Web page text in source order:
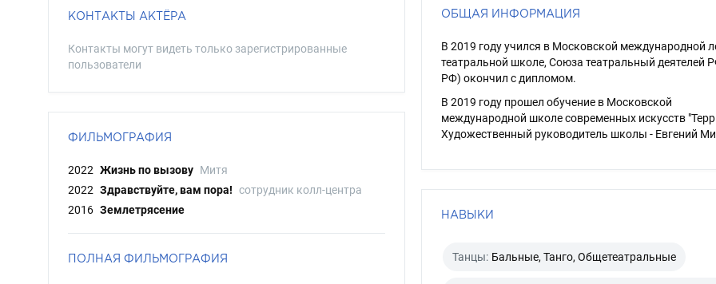
КОНТАКТЫ АКТЁРА
Контакты могут видеть только зарегистрированные
пользователи
ФИЛЬМОГРАФИЯ
2022 Жизнь по вызову Митя
2022 Здравствуйте, вам пора! сотрудник колл-центра
2016 Землетрясение
ПОЛНАЯ ФИЛЬМОГРАФИЯ
ОБЩАЯ ИНФОРМАЦИЯ
В 2019 году учился в Московской международной
театральной школе, Союза театральный деятелей
РФ) окончил с дипломом.
В 2019 году прошел обучение в Московской
международной школе современных искусств
Художественный руководитель школы - Евгений
НАВЫКИ
Танцы: Бальные, Танго, Общетеатральные